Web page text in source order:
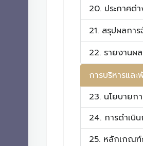
20. ประกาศต่
21. สรุปผลกา
22. รายงานผ
การบริหารแล
23. นโยบายก
24. การดำเนิ
25. หลักเกณฑ์